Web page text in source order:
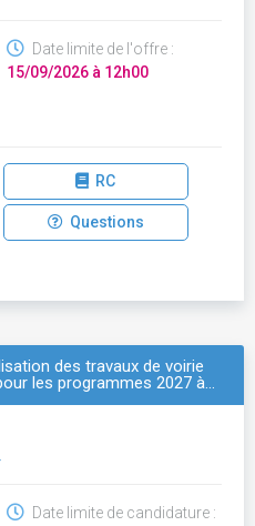
Date limite de l'offre :
15/09/2026 à 12h00
RC
Questions
des travaux de voirie
les programmes 2027 à…
Date limite de candidature :